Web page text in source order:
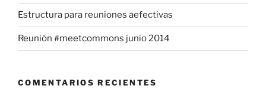
Estructura para reuniones aefectivas
Reunión #meetcommons junio 2014
COMENTARIOS RECIENTES